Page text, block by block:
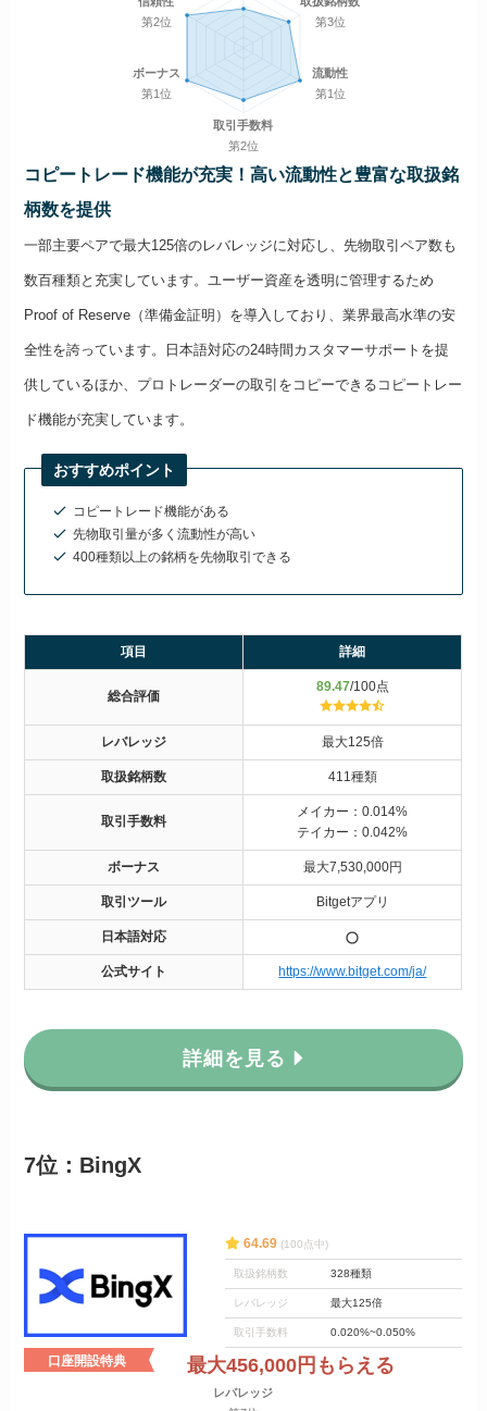
第3位
流動性
第1位
取引手数料
第2位
ボーナス
第1位
第2位
コピートレード機能が充実！高い流動性と豊富な取扱銘
柄数を提供
一部主要ペアで最大125倍のレバレッジに対応し、先物取引ペア数も
数百種類と充実しています。ユーザー資産を透明に管理するため
Proof of Reserve（準備金証明）を導入しており、業界最高水準の安
全性を誇っています。日本語対応の24時間カスタマーサポートを提
供しているほか、プロトレーダーの取引をコピーできるコピートレー
ド機能が充実しています。
おすすめポイント
コピートレード機能がある
先物取引量が多く流動性が高い
400種類以上の銘柄を先物取引できる
項目 詳細
総合評価
89.47/100点
レバレッジ 最大125倍
取扱銘柄数 411種類
取引手数料
メイカー：0.014%
テイカー：0.042%
ボーナス 最大7,530,000円
取引ツール Bitgetアプリ
日本語対応
公式サイト https://www.bitget.com/ja/
詳細を見る
7位：BingX
64.69 (100点中)
取扱銘柄数 328種類
レバレッジ 最大125倍
取引手数料 0.020%~0.050%
口座開設特典 最大456,000円もらえる
レバレッジ